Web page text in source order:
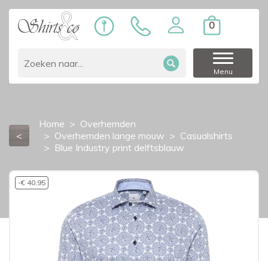
0
Menu
<
Home
Overhemden
Overhemden lange mouw
Casualshirts
Blue Industry print delftsblauw
-€ 40,95